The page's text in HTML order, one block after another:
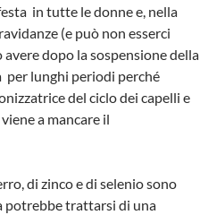
in tutte le donne e, nella
(e può non esserci
dopo la sospensione della
per lunghi periodi perché
del ciclo dei capelli e
a mancare il
di zinco e di selenio sono
potrebbe trattarsi di una